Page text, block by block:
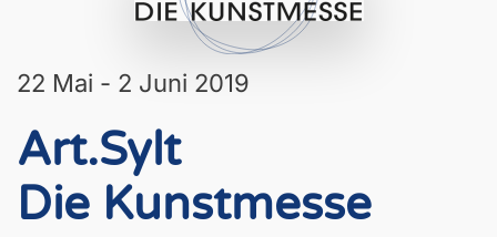
22 Mai - 2 Juni 2019
Art.Sylt
Die Kunstmesse